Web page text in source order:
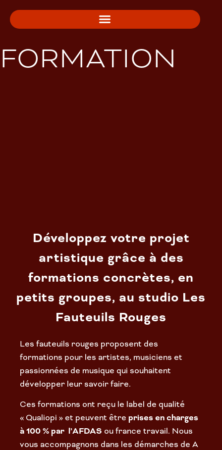
FORMATION
Développez votre projet
artistique grâce à des
formations concrètes, en
petits groupes, au studio Les
Fauteuils Rouges
Les fauteuils rouges proposent des
formations pour les artistes, musiciens et
passionnées de musique qui souhaitent
développer leur savoir faire.
Ces formations ont reçu le label de qualité
« Qualiopi » et peuvent être prises en charges
à 100 % par l’AFDAS ou france travail. Nous
vous accompagnons dans les démarches de A